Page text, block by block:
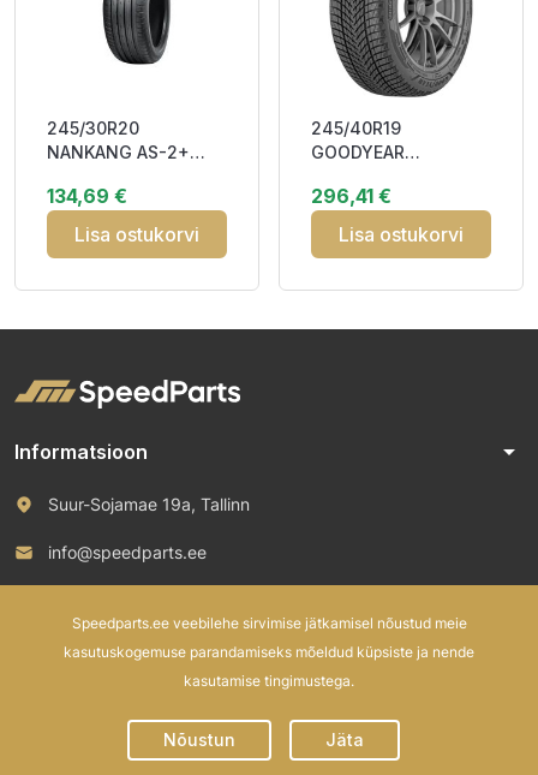
245/30R20
NANKANG AS-2+
134,69 €
Lisa ostukorvi
245/40R19
GOODYEAR
PERFORMANCE 3 98H
XL R0 Studless CB
296,41 €
Lisa ostukorvi
Informatsioon arrow_drop_down
Suur-Sojamae 19a, Tallinn
info@speedparts.ee
Speedparts.ee veebilehe sirvimise jätkamisel nõustud meie
kasutuskogemuse parandamiseks mõeldud küpsiste ja nende
kasutamise tingimustega.
Nõustun Jäta